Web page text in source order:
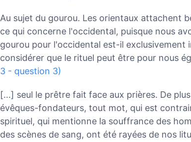
Au sujet du gourou. Les orientaux attachent
ce qui concerne l'occidental, puisque nous
gourou pour l'occidental est-il exclusivement
considérer que le rituel peut être pour nous
3 - question 3)
[...] seul le prêtre fait face aux prières. De
évêques-fondateurs, tout mot, qui est
spirituel, qui mentionne la souffrance des
des scènes de sang, ont été rayées de nos